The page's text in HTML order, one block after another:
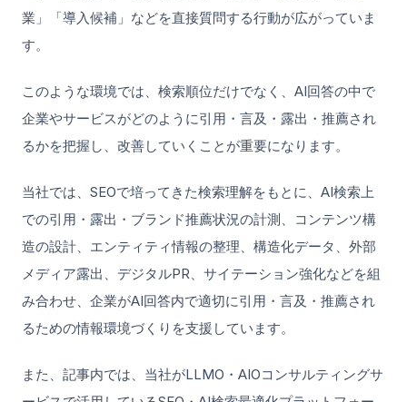
業」「導入候補」などを直接質問する行動が広がっていま
す。
このような環境では、検索順位だけでなく、AI回答の中で
企業やサービスがどのように引用・言及・露出・推薦され
るかを把握し、改善していくことが重要になります。
当社では、SEOで培ってきた検索理解をもとに、AI検索上
での引用・露出・ブランド推薦状況の計測、コンテンツ構
造の設計、エンティティ情報の整理、構造化データ、外部
メディア露出、デジタルPR、サイテーション強化などを組
み合わせ、企業がAI回答内で適切に引用・言及・推薦され
るための情報環境づくりを支援しています。
また、記事内では、当社がLLMO・AIOコンサルティングサ